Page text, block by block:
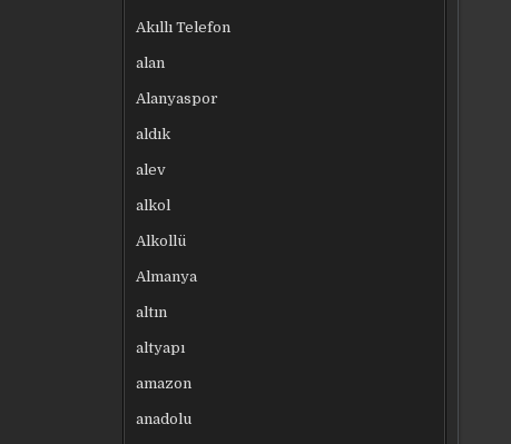
Akıllı Telefon
alan
Alanyaspor
aldık
alev
alkol
Alkollü
Almanya
altın
altyapı
amazon
anadolu